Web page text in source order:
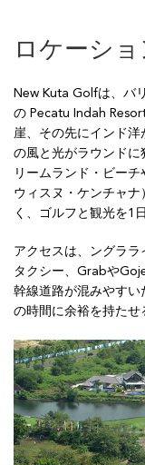
ロケーシ
New Kuta Golfは、バ
の Pecatu Indah
崖、その先にインド
の風と光がラウンドに
リームランド・ビー
ウィスヌ・ケンチャ
く、ゴルフと観光を1
アクセスは、ングラ
タクシー、Grabや
幹線道路が混みやすい
の時間に余裕を持たせ